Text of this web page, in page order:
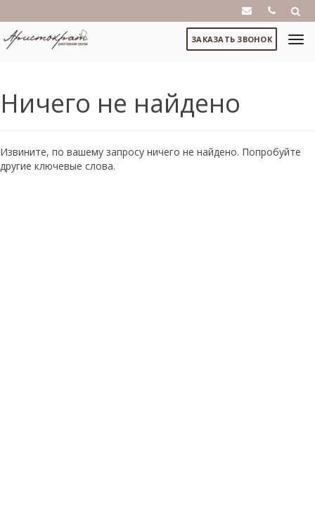
ЗАКАЗАТЬ ЗВОНОК
Ничего не найдено
Извините, по вашему запросу ничего не найдено. Попробуйте
другие ключевые слова.